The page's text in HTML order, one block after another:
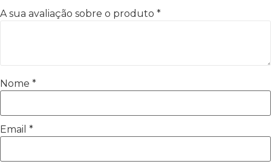
A sua avaliação sobre o produto *
Nome *
Email *